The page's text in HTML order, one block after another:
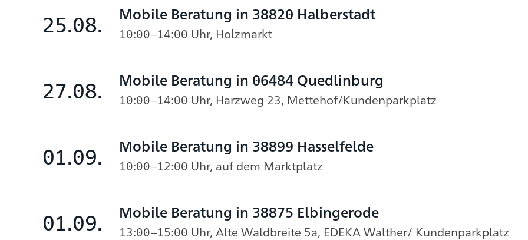
25.08. Mobile Beratung in 38820 Halberstadt
10:00–14:00 Uhr, Holzmarkt
27.08. Mobile Beratung in 06484 Quedlinburg
10:00–14:00 Uhr, Harzweg 23, Mettehof/Kundenparkplatz
01.09. Mobile Beratung in 38899 Hasselfelde
10:00–12:00 Uhr, auf dem Marktplatz
01.09. Mobile Beratung in 38875 Elbingerode
13:00–15:00 Uhr, Alte Waldbreite 5a, EDEKA Walther/ Kundenparkplatz